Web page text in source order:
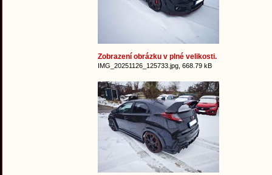
Zobrazení obrázku v plné velikosti.
IMG_20251126_125733.jpg, 668.79 kB